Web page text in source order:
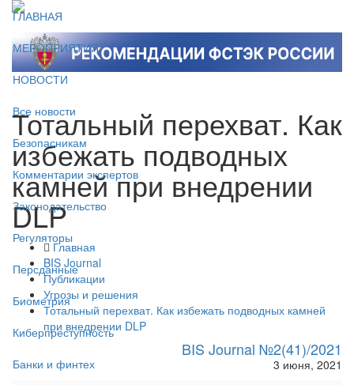
ГЛАВНАЯ
МЕРОПРИЯТИЯ
НОВОСТИ
Все новости
Безопасникам
Комментарии экспертов
Законодательство
Регуляторы
Персданные
Биометрия
Киберпреступность
Банки и финтех
Тотальный перехват. Как
избежать подводных
камней при внедрении
DLP
Главная
BIS Journal
Публикации
Угрозы и решения
Тотальный перехват. Как избежать подводных камней
при внедрении DLP
BIS Journal №2(41)/2021
3 июня, 2021